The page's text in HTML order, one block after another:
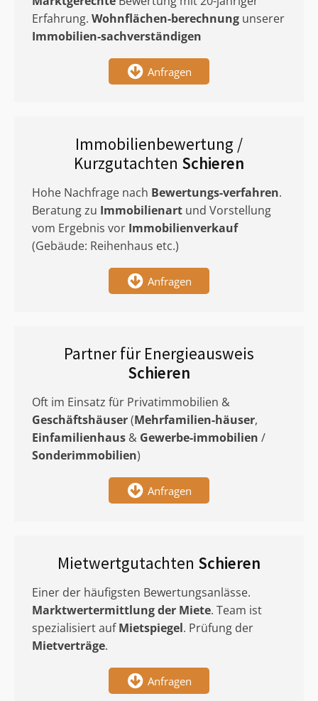
Erfahrung. Wohnflächen-berechnung unserer
Immobilien-sachverständigen
Anfragen
Immobilienbewertung /
Kurzgutachten Schieren
Hohe Nachfrage nach Bewertungs-verfahren.
Beratung zu Immobilienart und Vorstellung
vom Ergebnis vor Immobilienverkauf
(Gebäude: Reihenhaus etc.)
Anfragen
Partner für Energieausweis
Schieren
Oft im Einsatz für Privatimmobilien &
Geschäftshäuser(Mehrfamilien-häuser,
Einfamilienhaus & Gewerbe-immobilien /
Sonderimmobilien)
Anfragen
Mietwertgutachten Schieren
Einer der häufigsten Bewertungsanlässe.
Marktwertermittlungder Miete. Team ist
spezialisiert aufMietspiegel. Prüfung der
Mietverträge.
Anfragen